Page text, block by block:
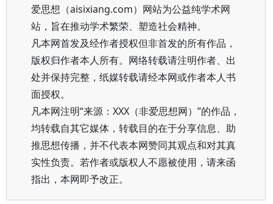
爱思想（aisixiang.com）网站为公益纯学术网
站，旨在推动学术繁荣、塑造社会精神。
凡本网首发及经作者授权但非首发的所有作品，
版权归作者本人所有。网络转载请注明作者、出
处并保持完整，纸媒转载请经本网或作者本人书
面授权。
凡本网注明“来源：XXX（非爱思想网）”的作品，
均转载自其它媒体，转载目的在于分享信息、助
推思想传播，并不代表本网赞同其观点和对其真
实性负责。若作者或版权人不愿被使用，请来函
指出，本网即予改正。